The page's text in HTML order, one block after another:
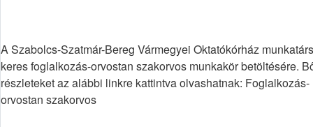
A Szabolcs-Szatmár-Bereg Vármegyei Oktatókórház
keres foglalkozás-orvostan szakorvos munkakör betöltésére.
részleteket az alábbi linkre kattintva olvashatnak: Foglalkozás-
orvostan szakorvos